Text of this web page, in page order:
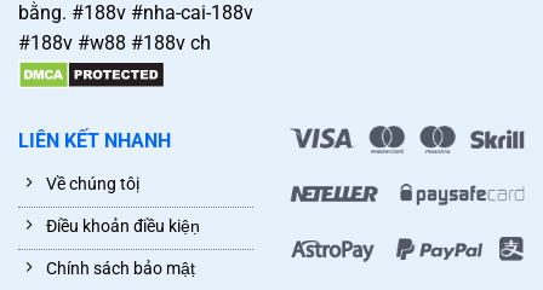
bằng. #188v #nha-cai-188v
#188v #w88 #188v ch
LIÊN KẾT NHANH
Về chúng tôị
Điều khoản điều kiệṇ
Chính sách bảo mậṭ